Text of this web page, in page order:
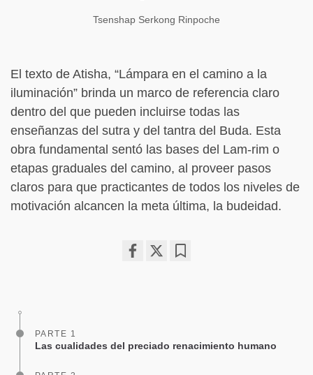
Tsenshap Serkong Rinpoche
El texto de Atisha, “Lámpara en el camino a la
iluminación” brinda un marco de referencia claro
dentro del que pueden incluirse todas las
enseñanzas del sutra y del tantra del Buda. Esta
obra fundamental sentó las bases del Lam-rim o
etapas graduales del camino, al proveer pasos
claros para que practicantes de todos los niveles de
motivación alcancen la meta última, la budeidad.
PARTE 1
Las cualidades del preciado renacimiento humano